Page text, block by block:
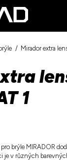
Mirador extra
1
brýle MIRADOR
je v různých